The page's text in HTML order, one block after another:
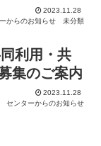
2023.11.28
からのお知らせ
未分類
利用・共
集のご案内
2023.11.28
センターからのお知らせ